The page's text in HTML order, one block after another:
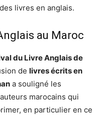
livres en anglais.
au Maroc
du Livre Anglais de
de livres écrits en
a souligné les
marocains qui
en particulier en ce